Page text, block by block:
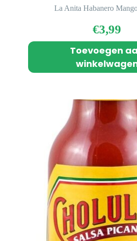
La Anita Habanero
€3,99
Toevoegen